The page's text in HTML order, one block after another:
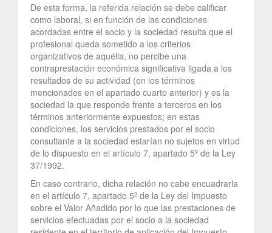
De esta forma, la referida relación se debe calificar
como laboral, si en función de las condiciones
acordadas entre el socio y la sociedad resulta que el
profesional queda sometido a los criterios
organizativos de aquélla, no percibe una
contraprestación económica significativa ligada a los
resultados de su actividad (en los términos
mencionados en el apartado cuarto anterior) y es la
sociedad la que responde frente a terceros en los
términos anteriormente expuestos; en estas
condiciones, los servicios prestados por el socio
consultante a la sociedad estarían no sujetos en virtud
de lo dispuesto en el artículo 7, apartado 5º de la Ley
37/1992.
En caso contrario, dicha relación no cabe encuadrarla
en el artículo 7, apartado 5º de la Ley del Impuesto
sobre el Valor Añadido por lo que las prestaciones de
servicios efectuadas por el socio a la sociedad